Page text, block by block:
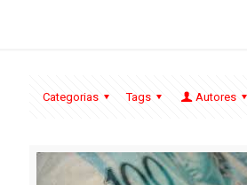
Categorias Tags Autores